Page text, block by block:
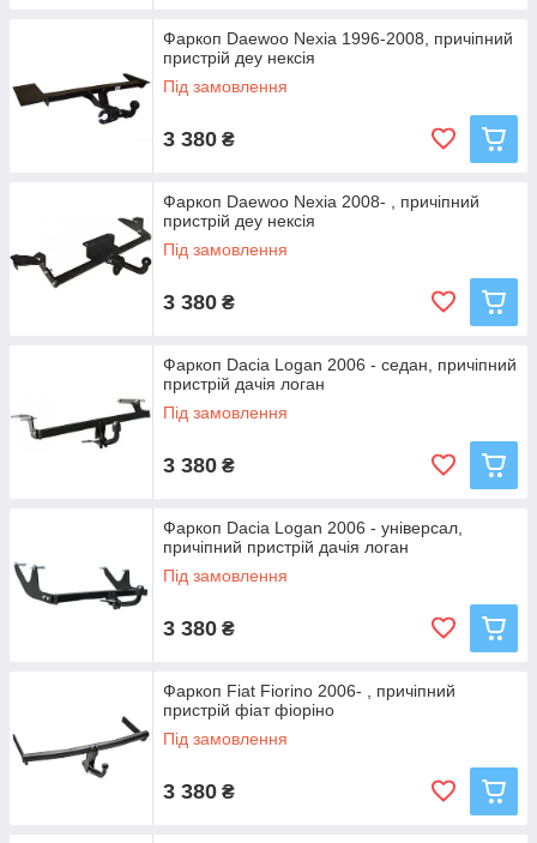
Фаркоп Daewoo Nexia 1996-2008, причіпний
пристрій деу нексія
Під замовлення
3 380 ₴
Фаркоп Daewoo Nexia 2008- , причіпний
пристрій деу нексія
Під замовлення
3 380 ₴
Фаркоп Dacia Logan 2006 - седан, причіпний
пристрій дачія логан
Під замовлення
3 380 ₴
Фаркоп Dacia Logan 2006 - універсал,
причіпний пристрій дачія логан
Під замовлення
3 380 ₴
Фаркоп Fiat Fiorino 2006- , причіпний
пристрій фіат фіоріно
Під замовлення
3 380 ₴